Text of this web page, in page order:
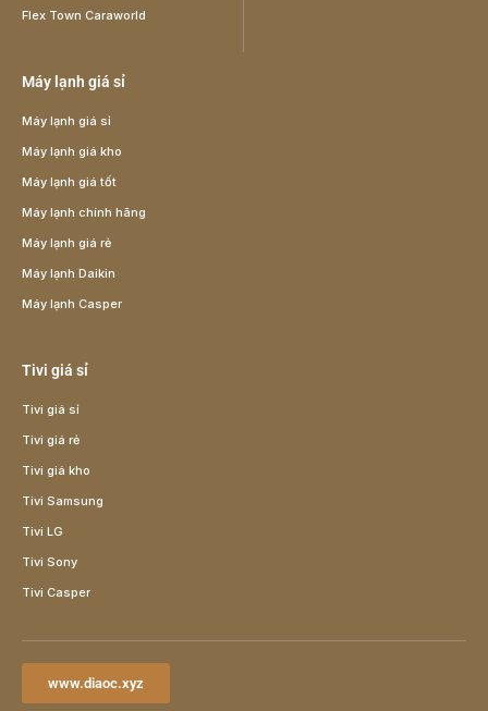
Flex Town Caraworld
Máy lạnh giá sỉ
Máy lạnh giá sỉ
Máy lạnh giá kho
Máy lạnh giá tốt
Máy lạnh chính hãng
Máy lạnh giá rẻ
Máy lạnh Daikin
Máy lạnh Casper
Tivi giá sỉ
Tivi giá sỉ
Tivi giá rẻ
Tivi giá kho
Tivi Samsung
Tivi LG
Tivi Sony
Tivi Casper
www.diaoc.xyz